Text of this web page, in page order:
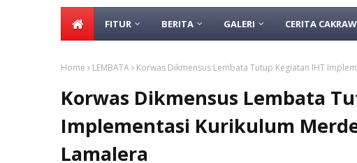
FITUR BERITA GALERI CERITA
Home LEMBATA Korwas Dikmensus Lembata Tutup Kegiatan IHT
Korwas Dikmensus Lembata
Implementasi Kurikulum
Lamalera